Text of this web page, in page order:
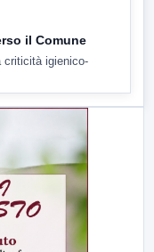
il Comune
criticità igienico-